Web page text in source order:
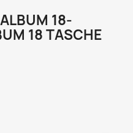
18-
18 TASCHE